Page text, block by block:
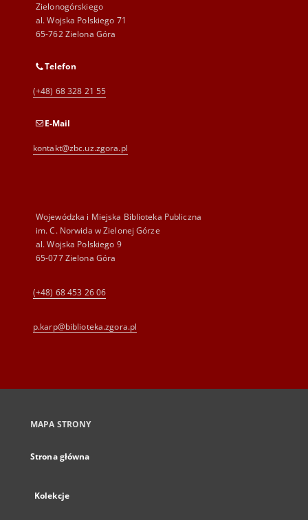
Zielonogórskiego
al. Wojska Polskiego 71
65-762 Zielona Góra
Telefon
(+48) 68 328 21 55
E-Mail
kontakt@zbc.uz.zgora.pl
Wojewódzka i Miejska Biblioteka Publiczna
im. C. Norwida w Zielonej Górze
al. Wojska Polskiego 9
65-077 Zielona Góra
(+48) 68 453 26 06
p.karp@biblioteka.zgora.pl
MAPA STRONY
Strona główna
Kolekcje